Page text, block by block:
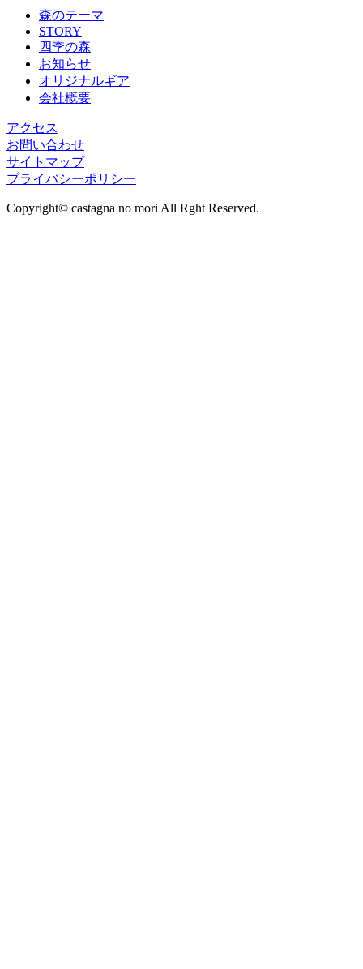
森のテーマ
STORY
四季の森
お知らせ
オリジナルギア
会社概要
アクセス
お問い合わせ
サイトマップ
プライバシーポリシー
Copyright© castagna no mori All Rght Reserved.